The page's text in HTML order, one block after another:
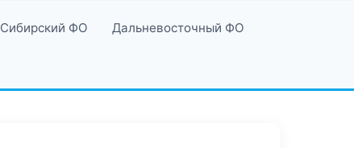
Сибирский ФО Дальневосточный ФО